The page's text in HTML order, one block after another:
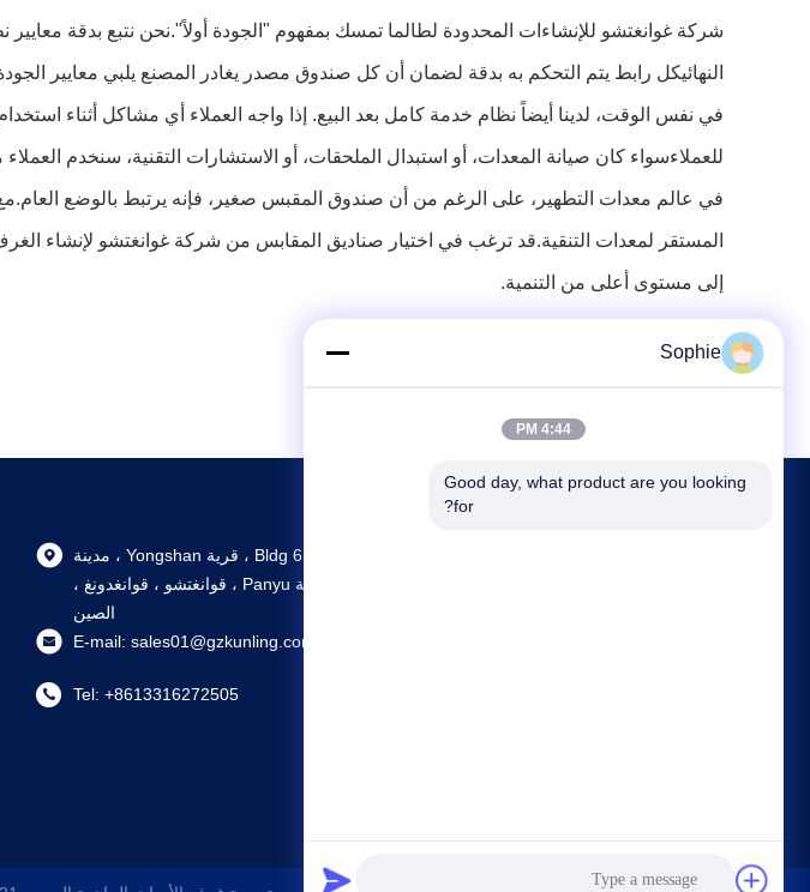
النهائيكل رابط يتم التحكم به بدقة لضمان أن كل صندوق مصدر يغادر المصنع يلبي معايير الجودة
للعملاءسواء كان صيانة المعدات، أو استبدال الملحقات، أو الاستشارات التقنية، سنخدم
إلى مستوى أعلى من التنمية.
105، Bldg 6, 102 Nanlu ، قرية Yongshan ، مدينة
Shiqi ، منطقة Panyu ، قوانغتشو ، قوانغدونغ ،
الصين
E-mail: sales01@gzkunling.com
Tel: +8613316272505
Sophie
4:44 PM
Good day, what product are you looking
for?